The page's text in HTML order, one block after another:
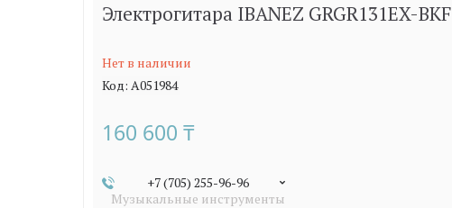
Электрогитара IBANEZ GRGR131EX-BKF
Нет в наличии
Код: A051984
160 600 ₸
+7 (705) 255-96-96
Музыкальные инструменты